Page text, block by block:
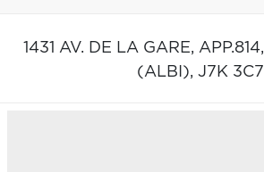
1431 AV. DE LA GARE, APP.814,
(ALBI), J7K 3C7